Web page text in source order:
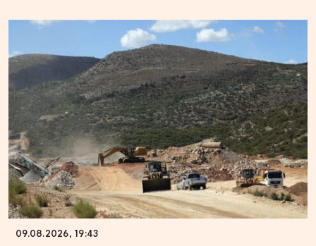
09.08.2026, 19:43